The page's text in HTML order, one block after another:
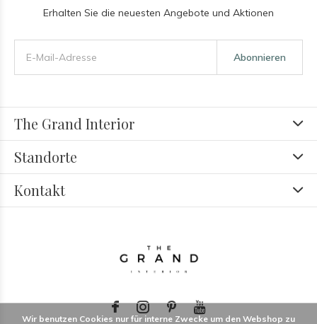
Erhalten Sie die neuesten Angebote und Aktionen
Abonnieren
The Grand Interior
Standorte
Kontakt
Wir benutzen Cookies nur für interne Zwecke um den Webshop zu